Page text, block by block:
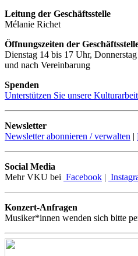
Leitung der Geschäftsstelle
Mélanie Richet
Öffnungszeiten der
Dienstag 14 bis 17 Uhr,
und nach Vereinbarung
Spenden
Unterstützen Sie unsere
Newsletter
Newsletter abonnieren / verwalten |
Social Media
Mehr VKU bei Facebook |
Konzert-Anfragen
Musiker*innen wenden sich bitte